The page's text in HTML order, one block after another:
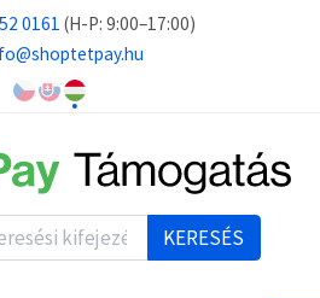
0161 (H-P: 9:00–17:00)
KERESÉS